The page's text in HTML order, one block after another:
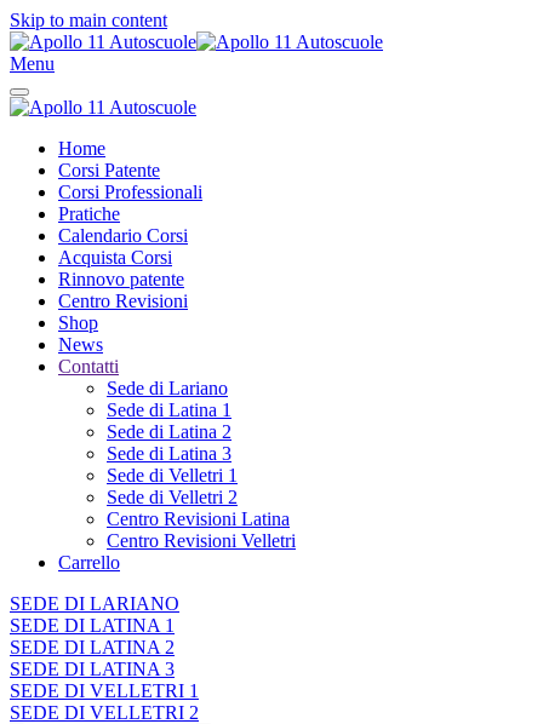
Skip to main content
Menu
Home
Corsi Patente
Corsi Professionali
Pratiche
Calendario Corsi
Acquista Corsi
Rinnovo patente
Centro Revisioni
Shop
News
Contatti
Sede di Lariano
Sede di Latina 1
Sede di Latina 2
Sede di Latina 3
Sede di Velletri 1
Sede di Velletri 2
Centro Revisioni Latina
Centro Revisioni Velletri
Carrello
SEDE DI LARIANO
SEDE DI LATINA 1
SEDE DI LATINA 2
SEDE DI LATINA 3
SEDE DI VELLETRI 1
SEDE DI VELLETRI 2